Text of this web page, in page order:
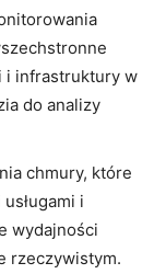
i infrastruktury w‍
do analizy
chmury, które
i
wydajności​
rzeczywistym.